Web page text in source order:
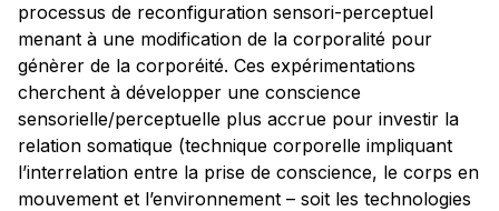
processus de reconfiguration sensori-perceptuel
menant à une modification de la corporalité pour
génèrer de la corporéité. Ces expérimentations
cherchent à développer une conscience
sensorielle/perceptuelle plus accrue pour investir la
relation somatique (technique corporelle impliquant
l’interrelation entre la prise de conscience, le corps en
mouvement et l’environnement – soit les technologies